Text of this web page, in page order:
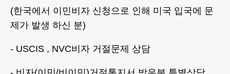
(한국에서 이민비자 신청으로 인해 미국 입국에 문
제가 발생 하신 분)
- USCIS , NVC비자 거절문제 상담